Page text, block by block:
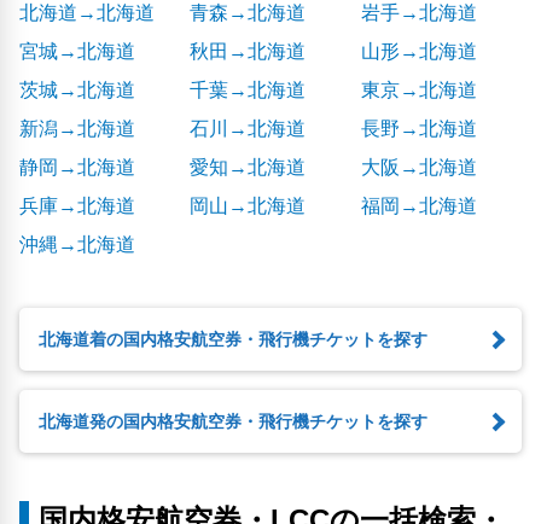
北海道→北海道 青森→北海道
岩手→北海道
宮城→北海道
秋田→北海道
山形→北海道
茨城→北海道
千葉→北海道
東京→北海道
新潟→北海道
石川→北海道
長野→北海道
静岡→北海道
愛知→北海道
大阪→北海道
兵庫→北海道
岡山→北海道
福岡→北海道
沖縄→北海道
北海道着の国内格安航空券・飛行機チケットを探す
北海道発の国内格安航空券・飛行機チケットを探す